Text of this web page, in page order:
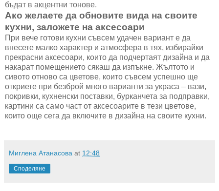
бъдат в акцентни тонове.
Ако желаете да обновите вида на своите
кухни, заложете на аксесоари
При вече готови кухни съвсем удачен вариант е да
внесете малко характер и атмосфера в тях, избирайки
прекрасни аксесоари, които да подчертаят дизайна и да
накарат помещението сякаш да изпъкне. Жълтото и
сивото отново са цветове, които съвсем успешно ще
откриете при безброй много варианти за украса – вази,
покривки, кухненски поставки, бурканчета за подправки,
картини са само част от аксесоарите в тези цветове,
които още сега да включите в дизайна на своите кухни.
Миглена Атанасова at 12:48
Споделяне